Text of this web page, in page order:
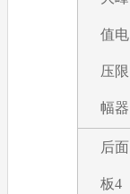
值电
压限
幅器
后面
板4